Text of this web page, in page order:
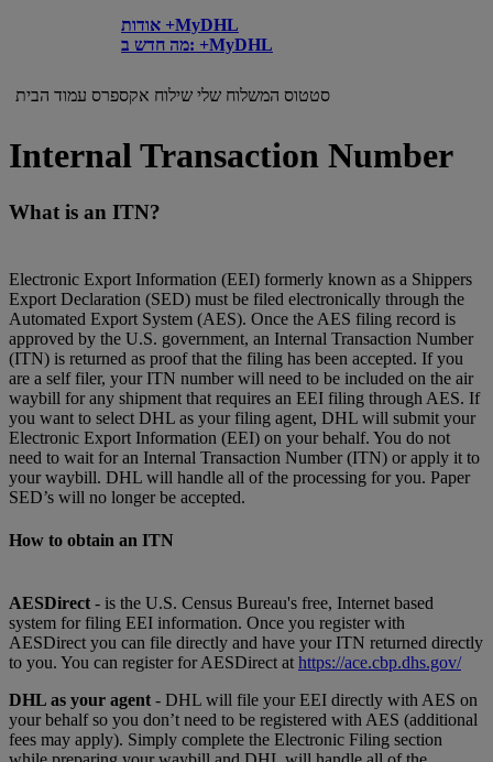
אודות +MyDHL
מה חדש ב: +MyDHL
עמוד הבית שילוח אקספרס סטטוס המשלוח שלי
Internal Transaction Number
What is an ITN?
Electronic Export Information (EEI) formerly known as a Shippers
Export Declaration (SED) must be filed electronically through the
Automated Export System (AES). Once the AES filing record is
approved by the U.S. government, an Internal Transaction Number
(ITN) is returned as proof that the filing has been accepted. If you
are a self filer, your ITN number will need to be included on the air
waybill for any shipment that requires an EEI filing through AES. If
you want to select DHL as your filing agent, DHL will submit your
Electronic Export Information (EEI) on your behalf. You do not
need to wait for an Internal Transaction Number (ITN) or apply it to
your waybill. DHL will handle all of the processing for you. Paper
SED’s will no longer be accepted.
How to obtain an ITN
AESDirect - is the U.S. Census Bureau's free, Internet based
system for filing EEI information. Once you register with
AESDirect you can file directly and have your ITN returned directly
to you. You can register for AESDirect at https://ace.cbp.dhs.gov/
DHL as your agent - DHL will file your EEI directly with AES on
your behalf so you don’t need to be registered with AES (additional
fees may apply). Simply complete the Electronic Filing section